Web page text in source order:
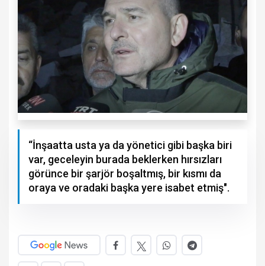
“İnşaatta usta ya da yönetici gibi başka biri
var, geceleyin burada beklerken hırsızları
görünce bir şarjör boşaltmış, bir kısmı da
oraya ve oradaki başka yere isabet etmiş".